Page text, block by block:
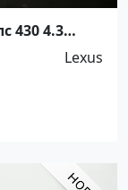
430 4.3
Lexus